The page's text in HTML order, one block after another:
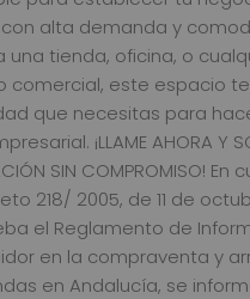
alta demanda y
una tienda, oficina, o
comercial, este espacio
que necesitas para
¡LLAME AHORA Y
SIN COMPROMISO!
218/ 2005, de 11 de
el Reglamento de
en la compraventa y
en Andalucía, se